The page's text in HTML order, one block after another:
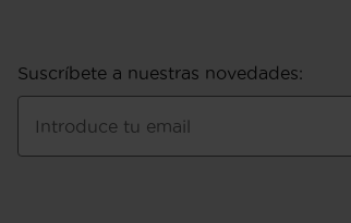
Suscríbete a nuestras novedades:
Introduce tu email